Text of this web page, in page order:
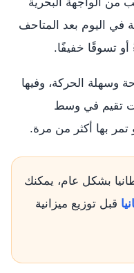
اليوم بعد المتاحف
تسوقًا خفيفًا.
وسهلة الحركة، وفيها
تقيم في وسط
تمر بها أكثر من مرة.
بشكل عام، يمكنك
قبل توزيع ميزانية